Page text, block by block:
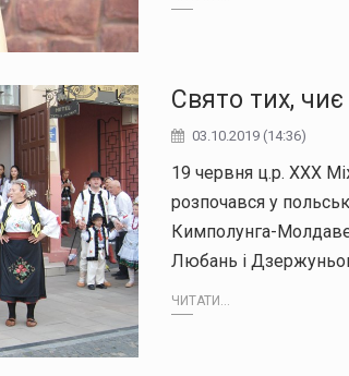
Свято тих,
03.10.2019 (14:36)
19 червня ц.р. ХХХ
розпочався у
Кимполунга-
Любань і
ЧИТАТИ...